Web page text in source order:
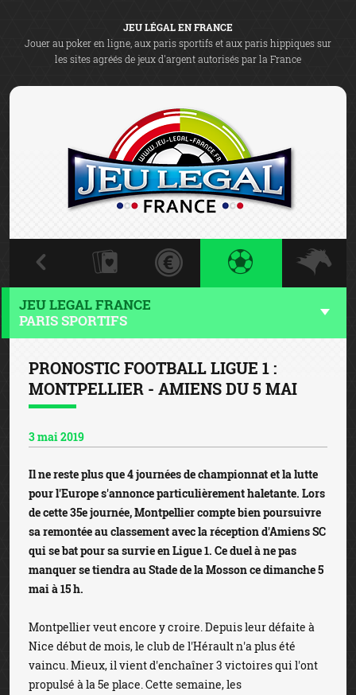
JEU LÉGAL EN FRANCE
Jouer au poker en ligne, aux paris sportifs et aux paris hippiques sur
les sites agréés de jeux d'argent autorisés par la France
JEU LEGAL FRANCE
PARIS SPORTIFS
PRONOSTIC FOOTBALL LIGUE 1 :
MONTPELLIER - AMIENS DU 5 MAI
3 mai 2019
Il ne reste plus que 4 journées de championnat et la lutte
pour l'Europe s'annonce particulièrement haletante. Lors
de cette 35e journée, Montpellier compte bien poursuivre
sa remontée au classement avec la réception d'Amiens SC
qui se bat pour sa survie en Ligue 1. Ce duel à ne pas
manquer se tiendra au Stade de la Mosson ce dimanche 5
mai à 15 h.
Montpellier veut encore y croire. Depuis leur défaite à
Nice début de mois, le club de l'Hérault n'a plus été
vaincu. Mieux, il vient d'enchaîner 3 victoires qui l'ont
propulsé à la 5e place. Cette semaine, les